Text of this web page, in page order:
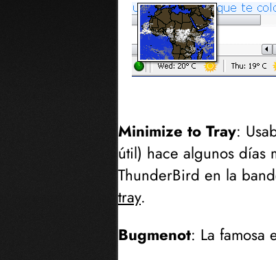
Minimize to Tray:
útil) hace algunos días
ThunderBird en la
tray.
Bugmenot: La famosa